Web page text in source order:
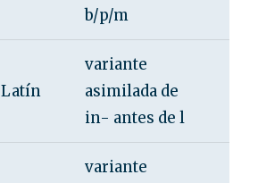
b/p/m
Latín
variante
asimilada de
in- antes de l
variante